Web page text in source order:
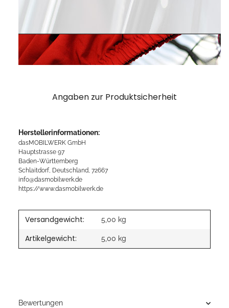
Angaben zur Produktsicherheit
Herstellerinformationen:
dasMOBILWERK GmbH
Hauptstrasse 97
Baden-Württemberg
Schlaitdorf, Deutschland, 72667
info@dasmobilwerk.de
https://www.dasmobilwerk.de
Versandgewicht: 5,00 kg
Artikelgewicht: 5,00 kg
Bewertungen